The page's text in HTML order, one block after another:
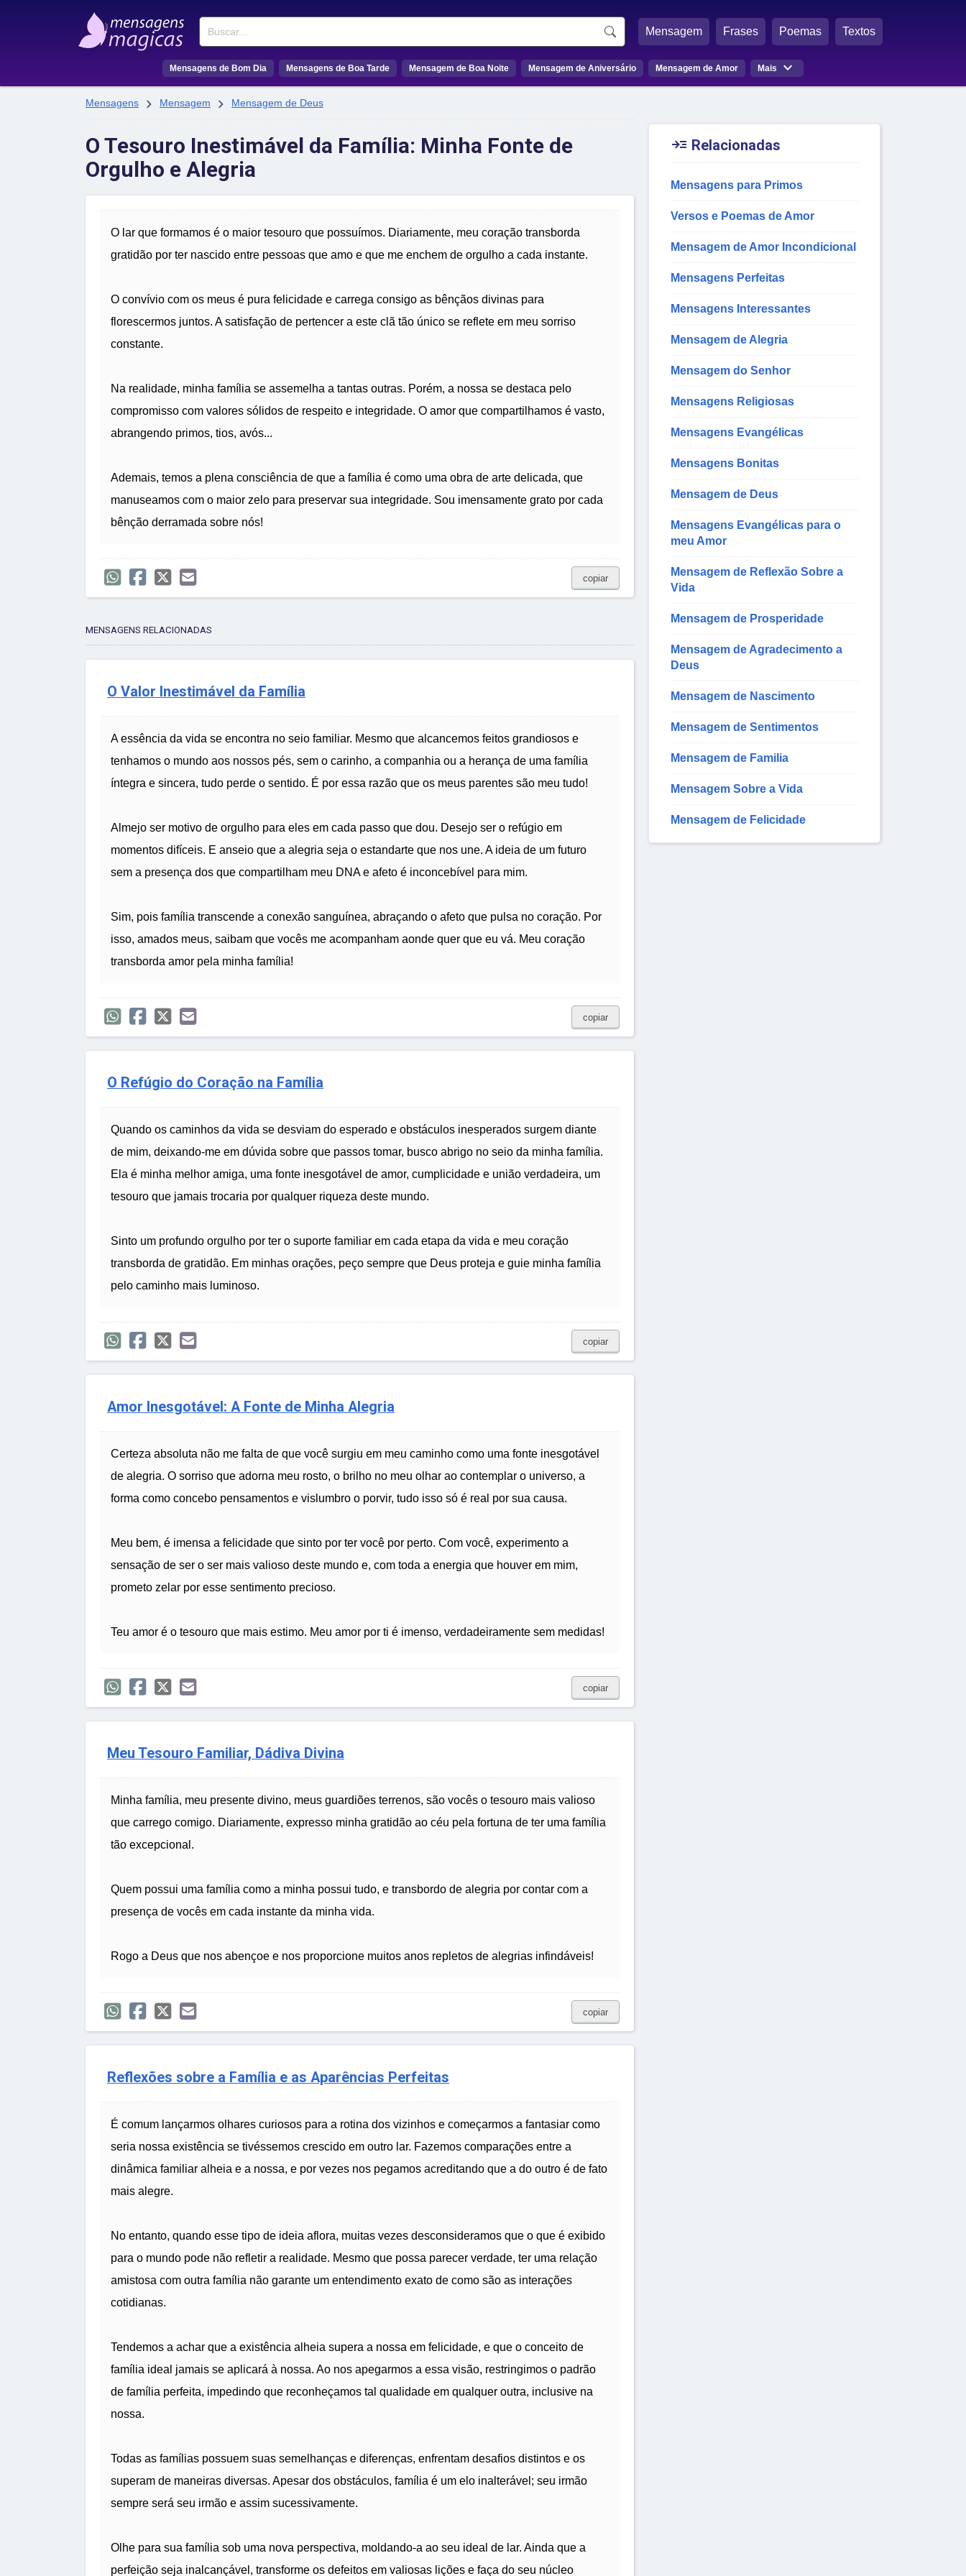
Buscar Mensagem Frases Poemas Textos
Mensagens de Bom Dia Mensagens de Boa Tarde Mensagem de Boa Noite Mensagem de Aniversário Mensagem de Amor Mais 
Mensagens  Mensagem  Mensagem de Deus
O Tesouro Inestimável da Família: Minha Fonte de
Orgulho e Alegria
O lar que formamos é o maior tesouro que possuímos. Diariamente, meu coração transborda
gratidão por ter nascido entre pessoas que amo e que me enchem de orgulho a cada instante.
O convívio com os meus é pura felicidade e carrega consigo as bênçãos divinas para
florescermos juntos. A satisfação de pertencer a este clã tão único se reflete em meu sorriso
constante.
Na realidade, minha família se assemelha a tantas outras. Porém, a nossa se destaca pelo
compromisso com valores sólidos de respeito e integridade. O amor que compartilhamos é vasto,
abrangendo primos, tios, avós...
Ademais, temos a plena consciência de que a família é como uma obra de arte delicada, que
manuseamos com o maior zelo para preservar sua integridade. Sou imensamente grato por cada
bênção derramada sobre nós!
copiar
MENSAGENS RELACIONADAS
O Valor Inestimável da Família
A essência da vida se encontra no seio familiar. Mesmo que alcancemos feitos grandiosos e
tenhamos o mundo aos nossos pés, sem o carinho, a companhia ou a herança de uma família
íntegra e sincera, tudo perde o sentido. É por essa razão que os meus parentes são meu tudo!
Almejo ser motivo de orgulho para eles em cada passo que dou. Desejo ser o refúgio em
momentos difíceis. E anseio que a alegria seja o estandarte que nos une. A ideia de um futuro
sem a presença dos que compartilham meu DNA e afeto é inconcebível para mim.
Sim, pois família transcende a conexão sanguínea, abraçando o afeto que pulsa no coração. Por
isso, amados meus, saibam que vocês me acompanham aonde quer que eu vá. Meu coração
transborda amor pela minha família!
copiar
O Refúgio do Coração na Família
Quando os caminhos da vida se desviam do esperado e obstáculos inesperados surgem diante
de mim, deixando-me em dúvida sobre que passos tomar, busco abrigo no seio da minha família.
Ela é minha melhor amiga, uma fonte inesgotável de amor, cumplicidade e união verdadeira, um
tesouro que jamais trocaria por qualquer riqueza deste mundo.
Sinto um profundo orgulho por ter o suporte familiar em cada etapa da vida e meu coração
transborda de gratidão. Em minhas orações, peço sempre que Deus proteja e guie minha família
pelo caminho mais luminoso.
copiar
Amor Inesgotável: A Fonte de Minha Alegria
Certeza absoluta não me falta de que você surgiu em meu caminho como uma fonte inesgotável
de alegria. O sorriso que adorna meu rosto, o brilho no meu olhar ao contemplar o universo, a
forma como concebo pensamentos e vislumbro o porvir, tudo isso só é real por sua causa.
Meu bem, é imensa a felicidade que sinto por ter você por perto. Com você, experimento a
sensação de ser o ser mais valioso deste mundo e, com toda a energia que houver em mim,
prometo zelar por esse sentimento precioso.
Teu amor é o tesouro que mais estimo. Meu amor por ti é imenso, verdadeiramente sem medidas!
copiar
Meu Tesouro Familiar, Dádiva Divina
Minha família, meu presente divino, meus guardiões terrenos, são vocês o tesouro mais valioso
que carrego comigo. Diariamente, expresso minha gratidão ao céu pela fortuna de ter uma família
tão excepcional.
Quem possui uma família como a minha possui tudo, e transbordo de alegria por contar com a
presença de vocês em cada instante da minha vida.
Rogo a Deus que nos abençoe e nos proporcione muitos anos repletos de alegrias infindáveis!
copiar
Reflexões sobre a Família e as Aparências Perfeitas
É comum lançarmos olhares curiosos para a rotina dos vizinhos e começarmos a fantasiar como
seria nossa existência se tivéssemos crescido em outro lar. Fazemos comparações entre a
dinâmica familiar alheia e a nossa, e por vezes nos pegamos acreditando que a do outro é de fato
mais alegre.
No entanto, quando esse tipo de ideia aflora, muitas vezes desconsideramos que o que é exibido
para o mundo pode não refletir a realidade. Mesmo que possa parecer verdade, ter uma relação
amistosa com outra família não garante um entendimento exato de como são as interações
cotidianas.
Tendemos a achar que a existência alheia supera a nossa em felicidade, e que o conceito de
família ideal jamais se aplicará à nossa. Ao nos apegarmos a essa visão, restringimos o padrão
de família perfeita, impedindo que reconheçamos tal qualidade em qualquer outra, inclusive na
nossa.
Todas as famílias possuem suas semelhanças e diferenças, enfrentam desafios distintos e os
superam de maneiras diversas. Apesar dos obstáculos, família é um elo inalterável; seu irmão
sempre será seu irmão e assim sucessivamente.
Olhe para sua família sob uma nova perspectiva, moldando-a ao seu ideal de lar. Ainda que a
perfeição seja inalcançável, transforme os defeitos em valiosas lições e faça do seu núcleo
 Relacionadas
Mensagens para Primos
Versos e Poemas de Amor
Mensagem de Amor Incondicional
Mensagens Perfeitas
Mensagens Interessantes
Mensagem de Alegria
Mensagem do Senhor
Mensagens Religiosas
Mensagens Evangélicas
Mensagens Bonitas
Mensagem de Deus
Mensagens Evangélicas para o
meu Amor
Mensagem de Reflexão Sobre a
Vida
Mensagem de Prosperidade
Mensagem de Agradecimento a
Deus
Mensagem de Nascimento
Mensagem de Sentimentos
Mensagem de Familia
Mensagem Sobre a Vida
Mensagem de Felicidade